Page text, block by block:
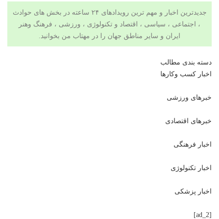
جدیدترین اخبار و مهم ترین رویدادهای ۲۴ ساعته در بخش های حوادث
، اجتماعی ، سیاسی ، اقتصاد و تکنولوژی ، ورزشی ، فرهنگ وهنر
ایران و سایر مناطق جهان را در مهتاب من بخوانید.
دسته بندی مطالب
اخبار کسب وکارها
خبرهای ورزشی
خبرهای اقتصادی
اخبار فرهنگی
اخبار تکنولوژی
اخبار پزشکی
[ad_2]